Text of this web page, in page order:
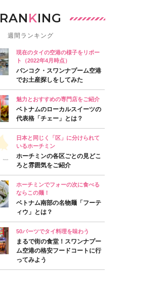
RANKING
週間ランキング
現在のタイの空港の様子をリポー
ト（2022年4月時点）
バンコク・スワンナプーム空港
でお土産探しをしてみた
魅力とおすすめの専門店をご紹介
ベトナムのローカルスイーツの
代表格「チェー」とは？
日本と同じく「区」に分けられて
いるホーチミン
ホーチミンの各区ごとの見どこ
ろと雰囲気をご紹介
ホーチミンでフォーの次に食べる
ならこの麺！
ベトナム南部の名物麺「フーテ
ィウ」とは？
50バーツでタイ料理を味わう
まるで街の食堂！スワンナプー
ム空港の格安フードコートに行
ってみよう